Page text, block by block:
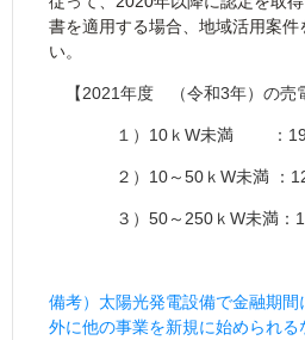
書を適用する場合、地域活用案件
い。
【2021年度 （令和3年）の売
１）10ｋW未満 ：19円/
２）10～50ｋW未満 ：12
３）50～250ｋW未満：
備考）太陽光発電設備で金融期間
外に他の事業を新規に始められる